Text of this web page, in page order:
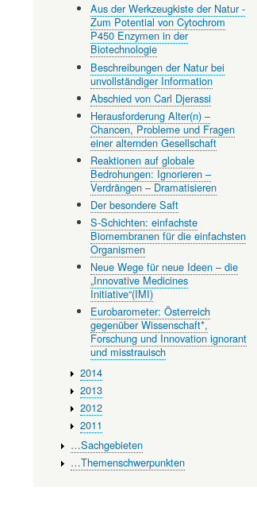
Aus der Werkzeugkiste der Natur -
Zum Potential von Cytochrom
P450 Enzymen in der
Biotechnologie
Beschreibungen der Natur bei
unvollständiger Information
Abschied von Carl Djerassi
Herausforderung Alter(n) –
Chancen, Probleme und Fragen
einer alternden Gesellschaft
Reaktionen auf globale
Bedrohungen: Ignorieren –
Verdrängen – Dramatisieren
Der besondere Saft
S-Schichten: einfachste
Biomembranen für die einfachsten
Organismen
Neue Wege für neue Ideen – die
„Innovative Medicines
Initiative“(IMI)
Eurobarometer: Österreich
gegenüber Wissenschaft*,
Forschung und Innovation ignorant
und misstrauisch
2014
2013
2012
2011
…Sachgebieten
…Themenschwerpunkten